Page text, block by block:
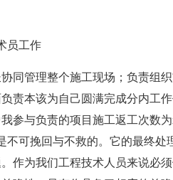
员工作
同管理整个施工现场；负责组
责本该为自己圆满完成分内工
参与负责的项目施工返工次数
不可挽回与不救的。它的最终
作为我们工程技术人员来说必